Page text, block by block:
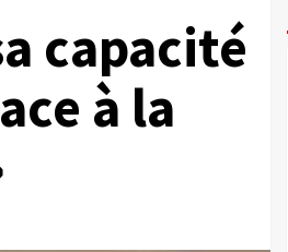
capacité
à la